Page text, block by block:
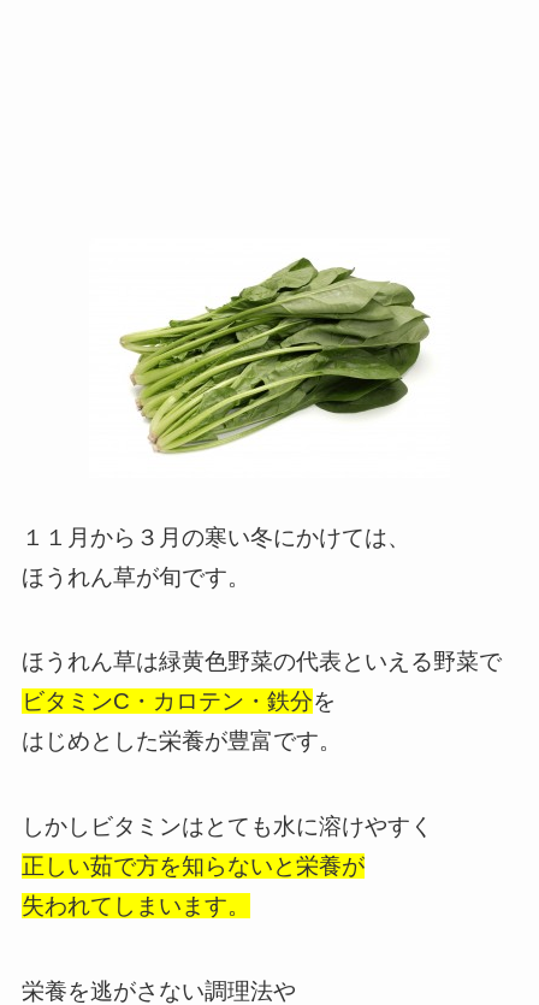
１１月から３月の寒い冬にかけては、
ほうれん草が旬です。
ほうれん草は緑黄色野菜の代表といえる野菜で
ビタミンC・カロテン・鉄分を
はじめとした栄養が豊富です。
しかしビタミンはとても水に溶けやすく
正しい茹で方を知らないと栄養が
失われてしまいます。
栄養を逃がさない調理法や